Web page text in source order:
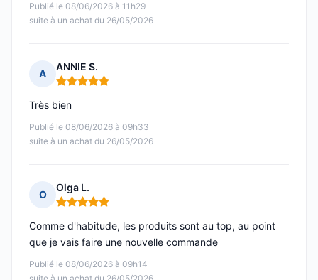
Publié le 08/06/2026 à 11h29
suite à un achat du 26/05/2026
A
ANNIE S.
Note : 5 sur 5
Publié le 08/06/2026 à 09h33
suite à un achat du 26/05/2026
Très bien
O
Olga L.
Note : 5 sur 5
Publié le 08/06/2026 à 09h14
Comme d'habitude, les produits sont au top, au point
que je vais faire une nouvelle commande